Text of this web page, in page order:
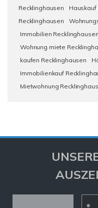
Recklinghausen
Hauskauf
Recklinghausen
Immobilien Recklinghausen
Wohnung miete
kaufen Recklinghausen
Immobilienkauf
Mietwohnung